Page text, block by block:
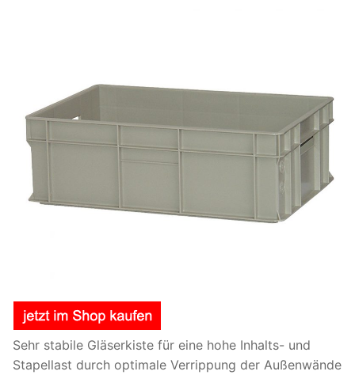
Sehr stabile Gläserkiste für eine hohe Inhalts- und
Stapellast durch optimale Verrippung der Außenwände